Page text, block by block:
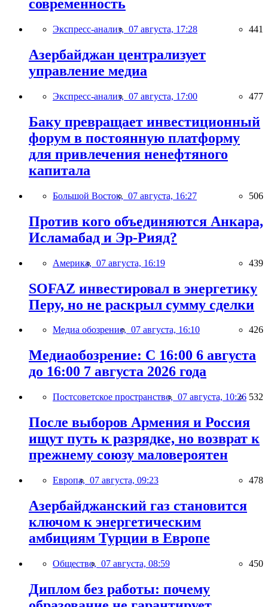
современность
Экспресс-анализ, 07 августа, 17:28 441
Азербайджан централизует
управление медиа
Экспресс-анализ, 07 августа, 17:00 477
Баку превращает инвестиционный
форум в постоянную платформу
для привлечения ненефтяного
капитала
Большой Восток, 07 августа, 16:27 506
Против кого объединяются Анкара,
Исламабад и Эр-Рияд?
Америка, 07 августа, 16:19 439
SOFAZ инвестировал в энергетику
Перу, но не раскрыл сумму сделки
Медиа обозрение, 07 августа, 16:10 426
Медиаобозрение: С 16:00 6 августа
до 16:00 7 августа 2026 года
Постсоветское пространство, 07 августа, 10:26 532
После выборов Армения и Россия
ищут путь к разрядке, но возврат к
прежнему союзу маловероятен
Европа, 07 августа, 09:23 478
Азербайджанский газ становится
ключом к энергетическим
амбициям Турции в Европе
Общество, 07 августа, 08:59 450
Диплом без работы: почему